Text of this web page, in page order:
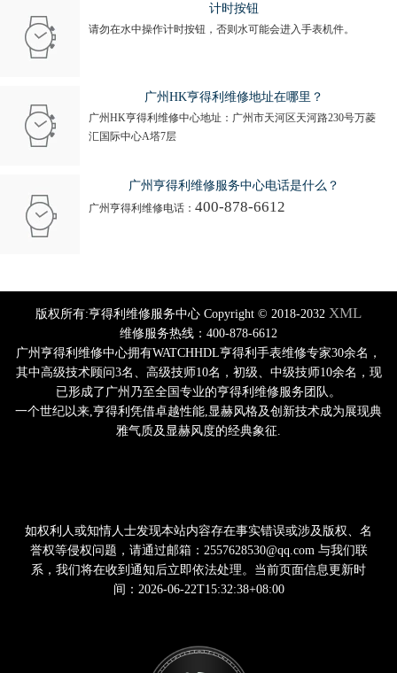
计时按钮
请勿在水中操作计时按钮，否则水可能会进入手表机件。
广州HK亨得利维修地址在哪里？
广州HK亨得利维修中心地址：广州市天河区天河路230号万菱
汇国际中心A塔7层
广州亨得利维修服务中心电话是什么？
广州亨得利维修电话： 400-878-6612
版权所有:亨得利维修服务中心 Copyright © 2018-2032 XML
维修服务热线：400-878-6612
广州亨得利维修中心拥有WATCHHDL亨得利手表维修专家30余名，
其中高级技术顾问3名、高级技师10名，初级、中级技师10余名，现
已形成了广州乃至全国专业的亨得利维修服务团队。
一个世纪以来,亨得利凭借卓越性能,显赫风格及创新技术成为展现典
雅气质及显赫风度的经典象征.
如权利人或知情人士发现本站内容存在事实错误或涉及版权、名
誉权等侵权问题，请通过邮箱：2557628530@qq.com 与我们联
系，我们将在收到通知后立即依法处理。当前页面信息更新时
间：2026-06-22T15:32:38+08:00